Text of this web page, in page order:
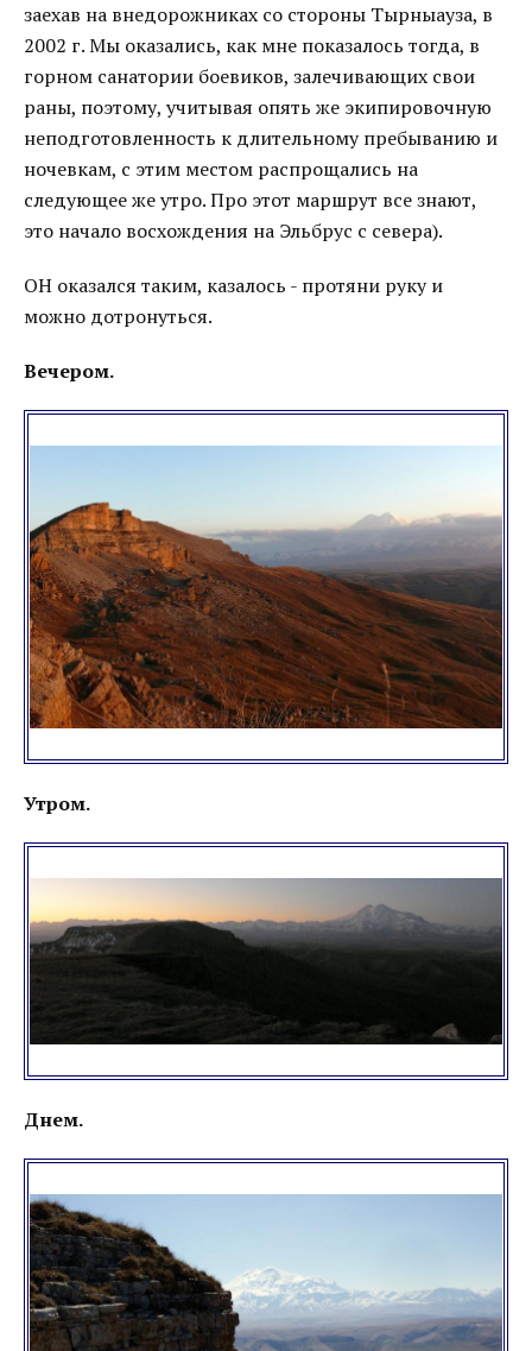
заехав на внедорожниках со стороны Тырныауза, в
2002 г. Мы оказались, как мне показалось тогда, в
горном санатории боевиков, залечивающих свои
раны, поэтому, учитывая опять же экипировочную
неподготовленность к длительному пребыванию и
ночевкам, с этим местом распрощались на
следующее же утро. Про этот маршрут все знают,
это начало восхождения на Эльбрус с севера).
ОН оказался таким, казалось - протяни руку и
можно дотронуться.
Вечером.
Утром.
Днем.